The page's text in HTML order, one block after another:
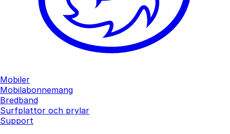
Mobiler
Mobilabonnemang
Bredband
Surfplattor och prylar
Support